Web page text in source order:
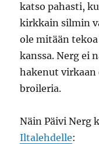
katso pahasti,
kirkkain silmin
ole mitään
kanssa. Nerg ei
hakenut
broileria.
Näin Päivi Nerg
Iltalehdelle: